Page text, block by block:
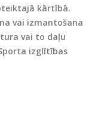
kārtībā.
vai izmantošana
vai to daļu
izglītības